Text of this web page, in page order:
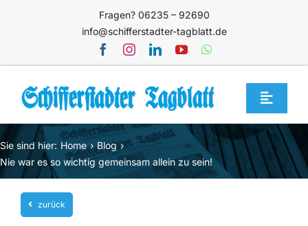
Fragen? 06235 – 92690
info@schifferstadter-tagblatt.de
Toggle
Home
Themen
Blog
Unternehmen
Sie sind hier: Home
Blog
Nie war es so wichtig gemeinsam allein zu sein!
zurück